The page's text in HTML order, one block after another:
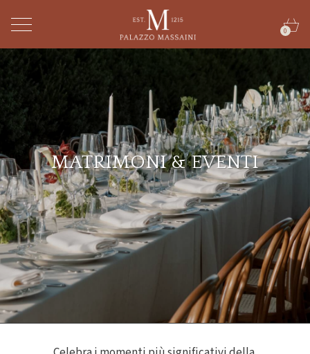
0
MATRIMONI & EVENTI